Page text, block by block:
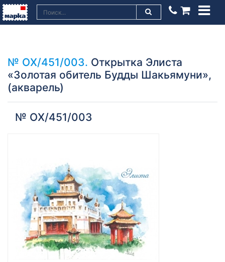
№ ОХ/451/003. Открытка Элиста
«Золотая обитель Будды Шакьямуни»,
(акварель)
№ ОХ/451/003